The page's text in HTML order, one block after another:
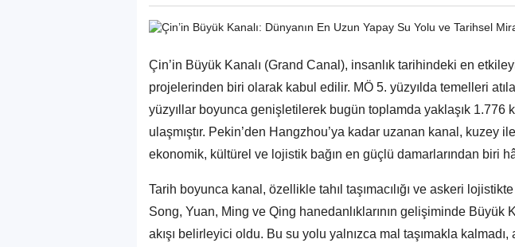
Çin’in Büyük Kanalı (Grand Canal), insanlık tarihindeki en
projelerinden biri olarak kabul edilir. MÖ 5. yüzyılda temelleri
yüzyıllar boyunca genişletilerek bugün toplamda yaklaşık 1.776
ulaşmıştır. Pekin’den Hangzhou’ya kadar uzanan kanal, kuzey
ekonomik, kültürel ve lojistik bağın en güçlü damarlarından biri
Tarih boyunca kanal, özellikle tahıl taşımacılığı ve askeri
Song, Yuan, Ming ve Qing hanedanlıklarının gelişiminde Büyük
akışı belirleyici oldu. Bu su yolu yalnızca mal taşımakla kalmadı,